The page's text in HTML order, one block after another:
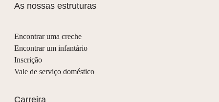
As nossas estruturas
Encontrar uma creche
Encontrar um infantário
Inscrição
Vale de serviço doméstico
Carreira